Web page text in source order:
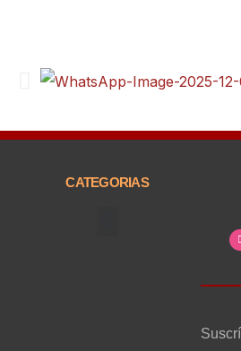
CATEGORIAS